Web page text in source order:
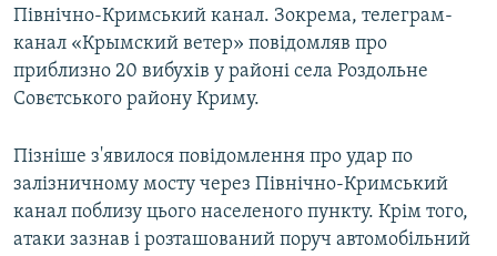
Північно-Кримський канал. Зокрема, телеграм-
канал «Крымский ветер» повідомляв про
приблизно 20 вибухів у районі села Роздольне
Совєтського району Криму.
Пізніше з'явилося повідомлення про удар по
залізничному мосту через Північно-Кримський
канал поблизу цього населеного пункту. Крім того,
атаки зазнав і розташований поруч автомобільний